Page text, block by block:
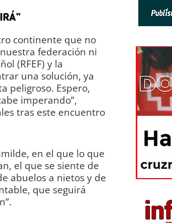
continente que no
federación ni
(RFEF) y la
una solución, ya
peligroso. Espero,
imperando”,
tras este encuentro
en el que lo que
el que se siente de
abuelos a nietos y de
que seguirá